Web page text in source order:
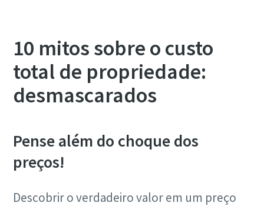
10 mitos sobre o custo
total de propriedade:
desmascarados
Pense além do choque dos
preços!
Descobrir o verdadeiro valor em um preço